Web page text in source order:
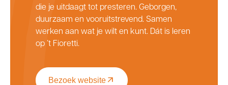
die je uitdaagt tot presteren. Geborgen,
duurzaam en vooruitstrevend. Samen
werken aan wat je wilt en kunt. Dát is leren
op ’t Fioretti.
Bezoek website